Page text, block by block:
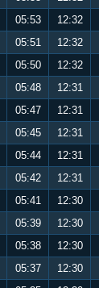
05:53 12:32
05:51 12:32
05:50 12:32
05:48 12:31
05:47 12:31
05:45 12:31
05:44 12:31
05:42 12:31
05:41 12:30
05:39 12:30
05:38 12:30
05:37 12:30